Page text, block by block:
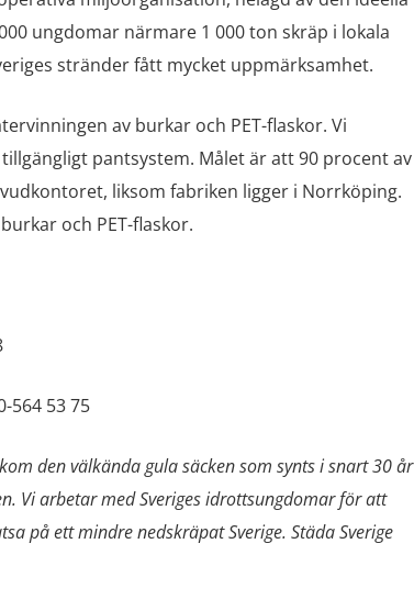
ungdomar närmare 1 000 ton skräp i lokala
stränder fått mycket uppmärksamhet.
av burkar och PET-flaskor. Vi
pantsystem. Målet är att 90 procent av
liksom fabriken ligger i Norrköping.
och PET-flaskor.
564 53 75
den välkända gula säcken som synts i snart 30 år
Vi arbetar med Sveriges idrottsungdomar för att
på ett mindre nedskräpat Sverige. Städa Sverige